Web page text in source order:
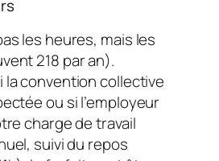
les heures, mais les
218 par an).
la convention collective
ou si l’employeur
charge de travail
suivi du repos